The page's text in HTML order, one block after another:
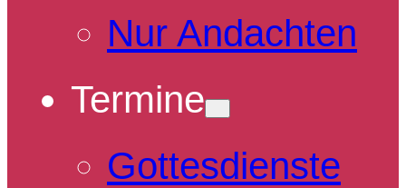
Nur Andachten
Termine
Gottesdienste